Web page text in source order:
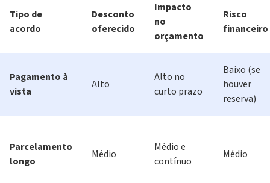
Tipo de
acordo
Desconto
oferecido
Impacto
no
orçamento
Risco
financeiro
Pagamento à
vista
Alto
Alto no
curto prazo
Baixo (se
houver
reserva)
Parcelamento
longo
Médio
Médio e
contínuo
Médio